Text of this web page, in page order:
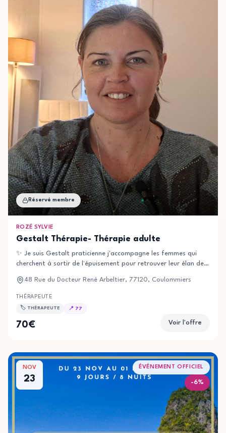
Réservé membre
ROZÉ SYLVIE
Gestalt Thérapie- Thérapie adulte
✨️ Je suis Gestalt praticienne j'accompagne les femmes qui
cherchent à sortir de l'épuisement pour retrouver leur élan de
limitantes, qui n'ont pas appris à réguler leurs propres
émotions, et veulent se libérer de leur passé pour ne pas faire
peser sur leurs enfants ce qu'elles ont vécu. Je t'accueille
N'hésite pas à me contacter si tu veux en savoir plus 😉
48 Rue du Docteur René Arbeltier, 77120, Coulommiers
THÉRAPEUTE
🏷️ THÉRAPEUTE 📍 77
70€ Voir l'offre
NOV
23
ÉVÉNEMENT OFFICIEL
-6%